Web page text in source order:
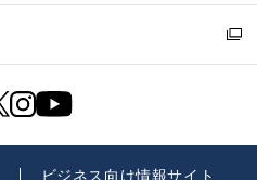
ビジネス向け情報サイト